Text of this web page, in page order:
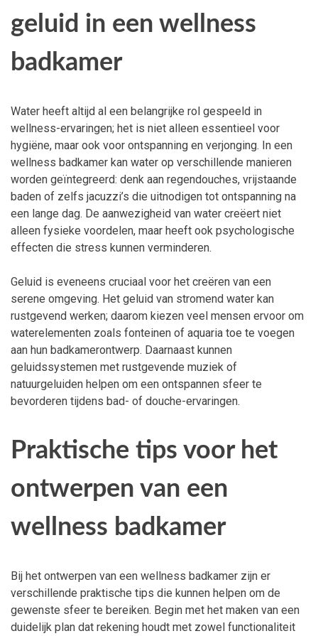
geluid in een wellness
badkamer
Water heeft altijd al een belangrijke rol gespeeld in
wellness-ervaringen; het is niet alleen essentieel voor
hygiëne, maar ook voor ontspanning en verjonging. In een
wellness badkamer kan water op verschillende manieren
worden geïntegreerd: denk aan regendouches, vrijstaande
baden of zelfs jacuzzi’s die uitnodigen tot ontspanning na
een lange dag. De aanwezigheid van water creëert niet
alleen fysieke voordelen, maar heeft ook psychologische
effecten die stress kunnen verminderen.
Geluid is eveneens cruciaal voor het creëren van een
serene omgeving. Het geluid van stromend water kan
rustgevend werken; daarom kiezen veel mensen ervoor om
waterelementen zoals fonteinen of aquaria toe te voegen
aan hun badkamerontwerp. Daarnaast kunnen
geluidssystemen met rustgevende muziek of
natuurgeluiden helpen om een ontspannen sfeer te
bevorderen tijdens bad- of douche-ervaringen.
Praktische tips voor het
ontwerpen van een
wellness badkamer
Bij het ontwerpen van een wellness badkamer zijn er
verschillende praktische tips die kunnen helpen om de
gewenste sfeer te bereiken. Begin met het maken van een
duidelijk plan dat rekening houdt met zowel functionaliteit